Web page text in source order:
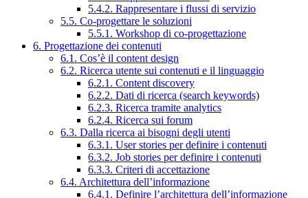
5.4.2. Rappresentare i flussi di servizio
5.5. Co-progettare le soluzioni
5.5.1. Workshop di co-progettazione
6. Progettazione dei contenuti
6.1. Cos’è il content design
6.2. Ricerca utente sui contenuti e il linguaggio
6.2.1. Content discovery
6.2.2. Dati di ricerca (search keywords)
6.2.3. Ricerca tramite analytics
6.2.4. Ricerca sui forum
6.3. Dalla ricerca ai bisogni degli utenti
6.3.1. User stories per definire i contenuti
6.3.2. Job stories per definire i contenuti
6.3.3. Criteri di accettazione
6.4. Architettura dell’informazione
6.4.1. Definire l’architettura dell’informazione